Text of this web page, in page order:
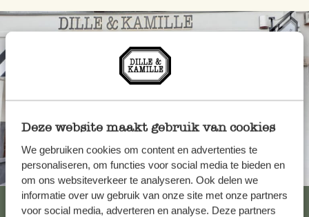
Deze website maakt gebruik van cookies
We gebruiken cookies om content en advertenties te
personaliseren, om functies voor social media te bieden en
om ons websiteverkeer te analyseren. Ook delen we
informatie over uw gebruik van onze site met onze partners
voor social media, adverteren en analyse. Deze partners
Immer in der Nähe
Alle 62 Geschäfte anzeigen